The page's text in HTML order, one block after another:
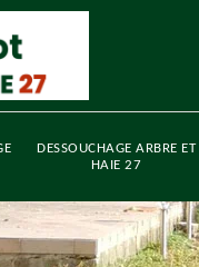
DESSOUCHAGE ARBRE ET
HAIE 27